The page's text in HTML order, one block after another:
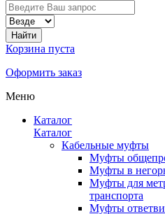
Корзина пуста
Оформить заказ
Меню
Каталог
Каталог
Кабельные муфты
Муфты
Муфты в
Муфты для
транспорта
Муфты